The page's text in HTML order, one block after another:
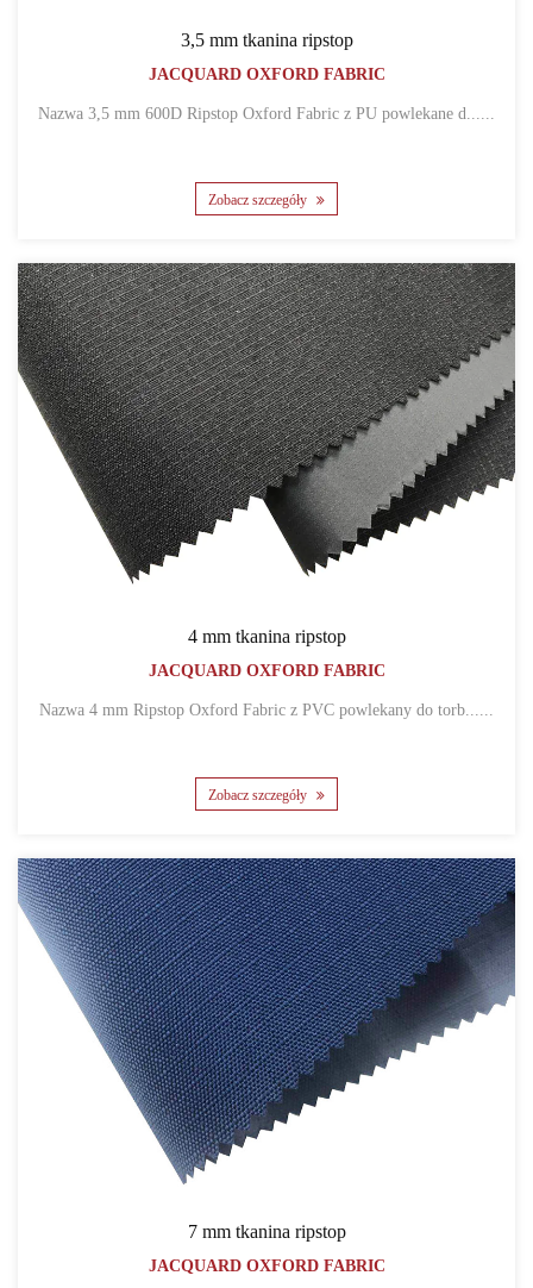
3,5 mm tkanina ripstop
JACQUARD OXFORD FABRIC
Nazwa 3,5 mm 600D Ripstop Oxford Fabric z PU powlekane d......
Zobacz szczegóły
4 mm tkanina ripstop
JACQUARD OXFORD FABRIC
Nazwa 4 mm Ripstop Oxford Fabric z PVC powlekany do torb......
Zobacz szczegóły
7 mm tkanina ripstop
JACQUARD OXFORD FABRIC